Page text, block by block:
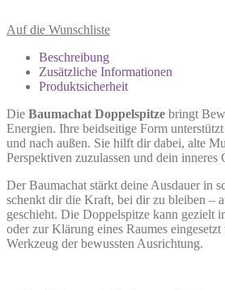
Auf die Wunschliste
Beschreibung
Zusätzliche Informationen
Produktsicherheit
Die Baumachat Doppelspitze bringt
Energien. Ihre beidseitige Form
und nach außen. Sie hilft dir dabei, alte
Perspektiven zuzulassen und dein
Der Baumachat stärkt deine Ausdauer in
schenkt dir die Kraft, bei dir zu bleiben –
geschieht. Die Doppelspitze kann gezielt
oder zur Klärung eines Raumes
Werkzeug der bewussten Ausrichtung.